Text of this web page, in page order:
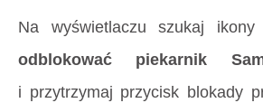
Na wyświetlaczu szukaj ikony
odblokować piekarnik
i przytrzymaj przycisk blokady